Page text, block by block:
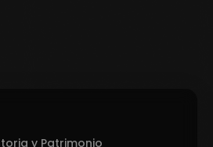
y Patrimonio